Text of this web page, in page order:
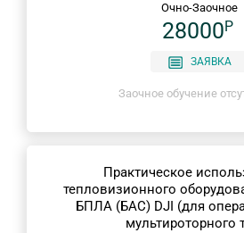
Очно-Заочное
28000P
ЗАЯВКА
Заочное обучение
Практическое
тепловизионного
БПЛА (БАС) DJI (для
мультироторного